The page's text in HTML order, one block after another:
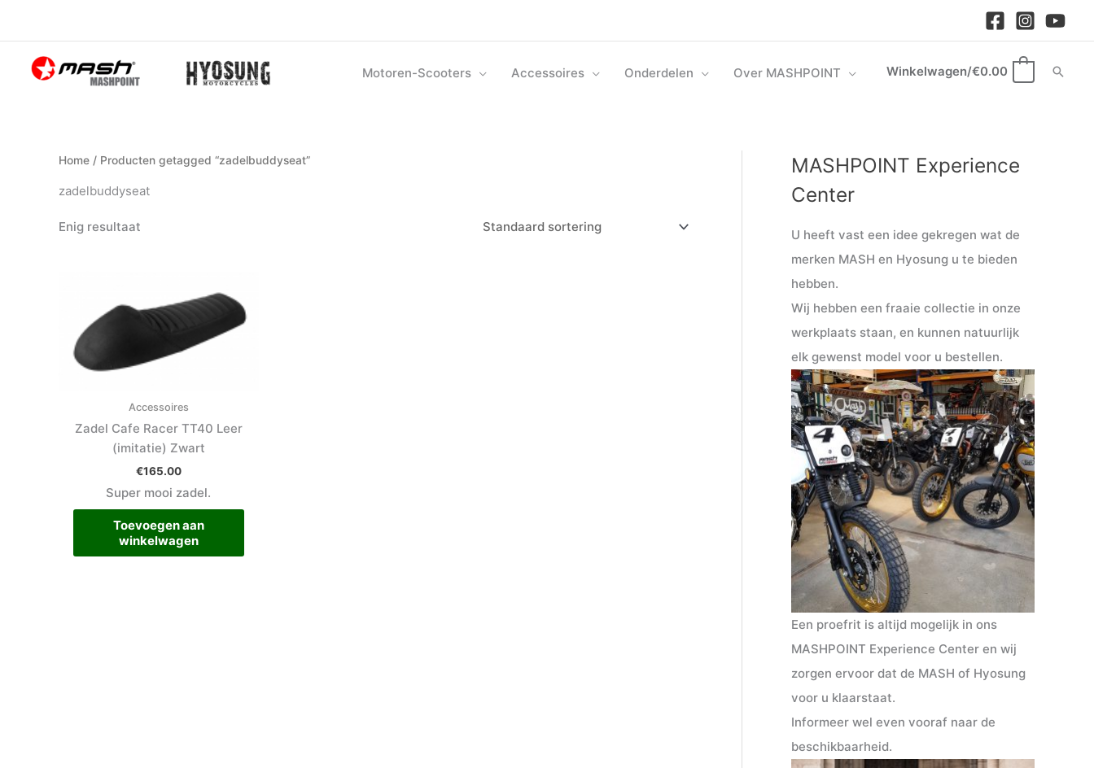
inhoud
Motoren-Scooters Accessoires Onderdelen Over MASHPOINT Winkelwagen/€0.00
Home / Producten getagged “zadelbuddyseat”
zadelbuddyseat
Enig resultaat
Accessoires
Zadel Cafe Racer TT40 Leer
(imitatie) Zwart
€165.00
Super mooi zadel.
Toevoegen aan
winkelwagen
MASHPOINT Experience
Center
U heeft vast een idee gekregen wat de
merken MASH en Hyosung u te bieden
hebben.
Wij hebben een fraaie collectie in onze
werkplaats staan, en kunnen natuurlijk
elk gewenst model voor u bestellen.
Een proefrit is altijd mogelijk in ons
MASHPOINT Experience Center en wij
zorgen ervoor dat de MASH of Hyosung
voor u klaarstaat.
Informeer wel even vooraf naar de
beschikbaarheid.